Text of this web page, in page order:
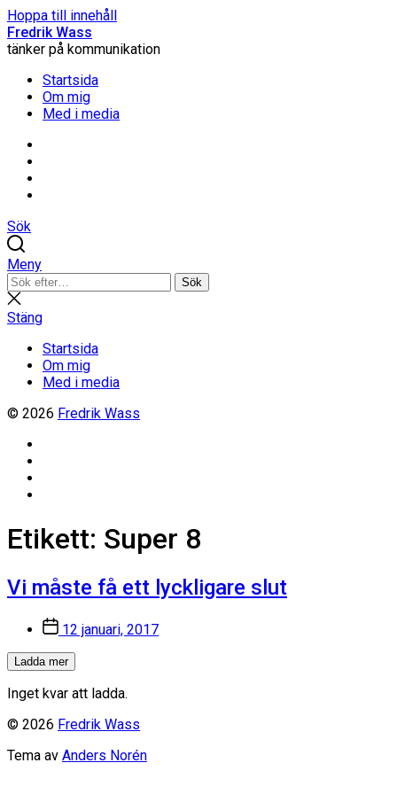
Hoppa till innehåll
Fredrik Wass
tänker på kommunikation
Startsida
Om mig
Med i media
Sök
Meny
Sök
efter:
Sök
Stäng
sökning
Stäng
Startsida
Om mig
Med i media
© 2026 Fredrik Wass
Etikett: Super 8
Vi måste få ett lyckligare slut
Inläggsdatum
12 januari, 2017
Ladda mer
Inget kvar att ladda.
© 2026 Fredrik Wass
Tema av Anders Norén